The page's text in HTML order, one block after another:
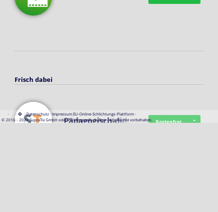
Frisch dabei
Pädagogisch-did… Kostenfrei
· · ·Datenschutz·Impressum EU-Online-Schlichtungs-Plattform·
© 2016 - 2026 SupraTix GmbH oder Partnergesellschaften - Alle Rechte vorbehalten.